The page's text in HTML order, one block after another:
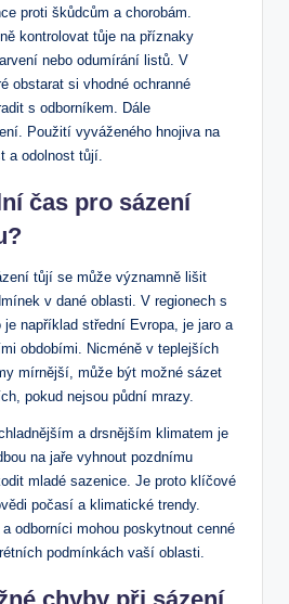
proti škůdcům a chorobám.
kontrolovat tůje na příznaky
nebo odumírání listů. V
obstarat si vhodné ochranné
s odborníkem. Dále
Použití vyváženého hnojiva na
a odolnost tůjí.
čas pro sázení
tůjí se může významně lišit
v dané oblasti. V regionech s
například střední Evropa, je jaro a
obdobími. Nicméně v teplejších
mírnější, může být možné sázet
pokud nejsou půdní mrazy.
a drsnějším klimatem je
na jaře vyhnout pozdnímu
mladé sazenice. Je proto klíčové
počasí a klimatické trendy.
odborníci mohou poskytnout cenné
podmínkách vaší oblasti.